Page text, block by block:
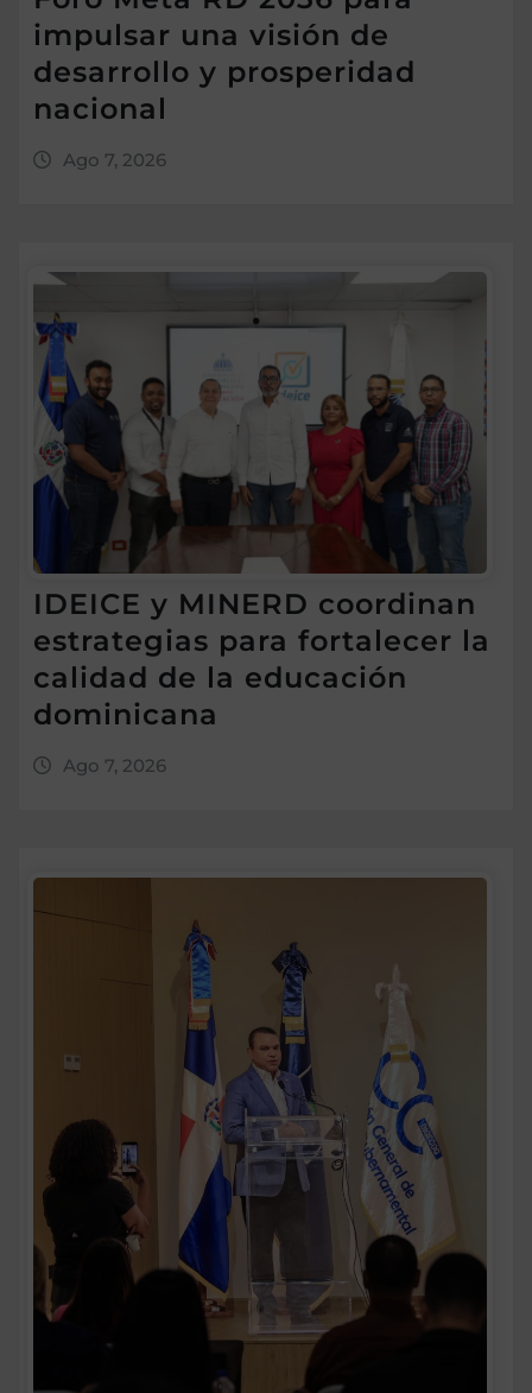
impulsar una visión de
desarrollo y prosperidad
nacional
Ago 7, 2026
IDEICE y MINERD coordinan
estrategias para fortalecer la
calidad de la educación
dominicana
Ago 7, 2026